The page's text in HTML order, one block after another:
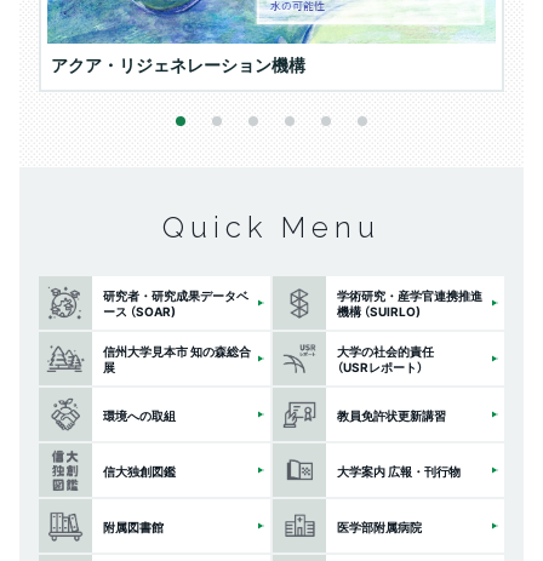
アクア・リジェネレーション機構 学
1 2 3 4 5 6
Quick Menu
研究者・研究成果データベ
ース （SOAR)
学術研究・産学官連携推進
機構 （SUIRLO)
信州大学見本市 知の森総合
展
大学の社会的責任
（USRレポート）
環境への取組 教員免許状更新講習
信大独創図鑑 大学案内 広報・刊行物
附属図書館 医学部附属病院